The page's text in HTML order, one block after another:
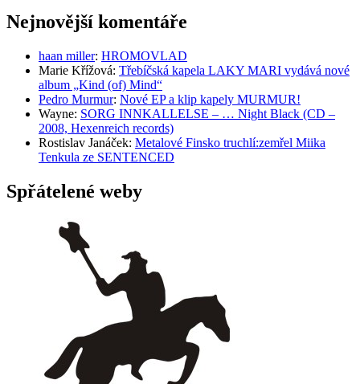
Nejnovější komentáře
haan miller: HROMOVLAD
Marie Křížová: Třebíčská kapela LAKY MARI vydává nové
album „Kind (of) Mind“
Pedro Murmur: Nové EP a klip kapely MURMUR!
Wayne: SORG INNKALLELSE – … Night Black (CD –
2008, Hexenreich records)
Rostislav Janáček: Metalové Finsko truchlí:zemřel Miika
Tenkula ze SENTENCED
Spřátelené weby